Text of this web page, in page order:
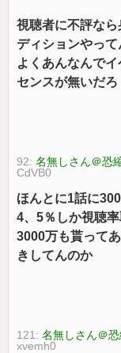
視聴者に不評な
ディションやって
よくあんなんで
センスが無いだろ
92:名無しさん＠恐
CdVB0
ほんとに1話に
4、5％しか視聴
3000万も貰って
きしてんのか
121:名無しさん＠
xvemh0